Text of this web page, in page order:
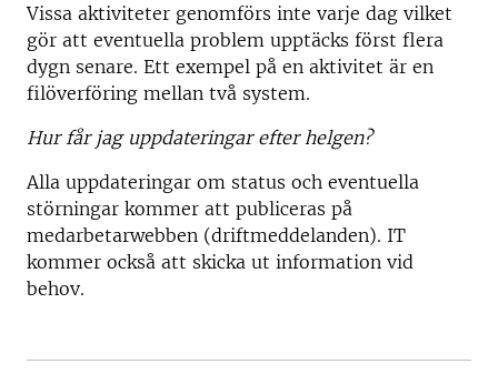
Vissa aktiviteter genomförs inte varje dag vilket
gör att eventuella problem upptäcks först flera
dygn senare. Ett exempel på en aktivitet är en
filöverföring mellan två system.
Hur får jag uppdateringar efter helgen?
Alla uppdateringar om status och eventuella
störningar kommer att publiceras på
medarbetarwebben (driftmeddelanden). IT
kommer också att skicka ut information vid
behov.